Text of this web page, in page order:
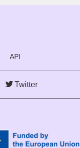
API
Twitter